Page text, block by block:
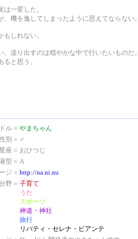
一変した。
機を逸してしまったように思えてならない。
しれない。
送り出すのは穏やかな中で行いたいものだ。
と思う。
ル ■ やまちゃん
別 ■ ♂
座 ■ おひつじ
型 ■ A
ジ ■ http://na.ni.nu
野 ■ 子育て
うた
スポーツ
神道・神社
旅行
リバティ・セレナ・ビアンテ